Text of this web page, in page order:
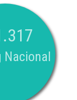
Nacional